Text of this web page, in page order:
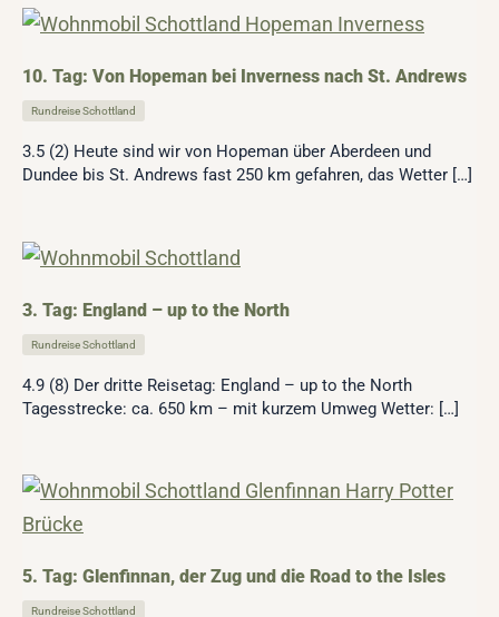
10. Tag: Von Hopeman bei Inverness nach St. Andrews
Rundreise Schottland
3.5 (2) Heute sind wir von Hopeman über Aberdeen und
Dundee bis St. Andrews fast 250 km gefahren, das Wetter […]
3. Tag: England – up to the North
Rundreise Schottland
4.9 (8) Der dritte Reisetag: England – up to the North
Tagesstrecke: ca. 650 km – mit kurzem Umweg Wetter: […]
5. Tag: Glenfinnan, der Zug und die Road to the Isles
Rundreise Schottland